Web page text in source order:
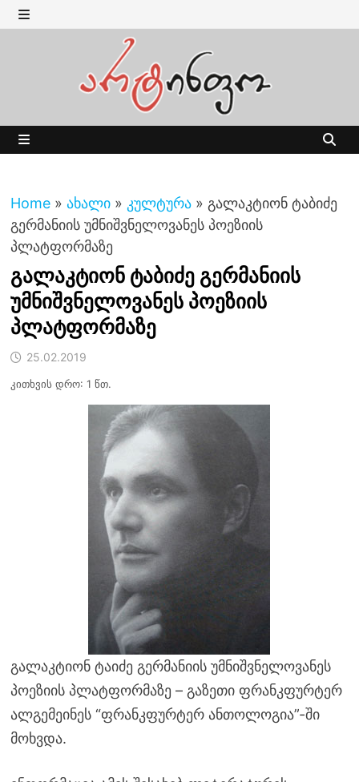
Skip
to MENU
Home » ახალი » კულტურა » გალაკტიონ ტაბიძე
გერმანიის უმნიშვნელოვანეს პოეზიის
პლატფორმაზე
გალაკტიონ ტაბიძე გერმანიის
უმნიშვნელოვანეს პოეზიის
პლატფორმაზე
25.02.2019
კითხვის დრო: 1 წთ.
გალაკტიონ ტაიძე გერმანიის უმნიშვნელოვანეს
პოეზიის პლატფორმაზე – გაზეთი ფრანკფურტერ
ალგემეინეს “ფრანკფურტერ ანთოლოგია”-ში
მოხვდა.